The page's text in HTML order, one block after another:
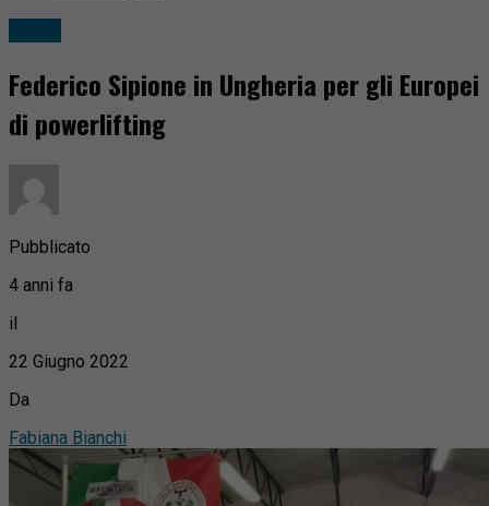
Federico Sipione in Ungheria per gli Europei
di powerlifting
Pubblicato
4 anni fa
il
22 Giugno 2022
Da
Fabiana Bianchi